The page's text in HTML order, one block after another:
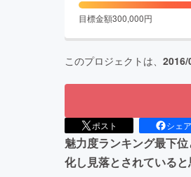
目標金額300,000円
このプロジェクトは、 2016/
ポスト シェア
魅力度ランキング最下
化し見落とされている